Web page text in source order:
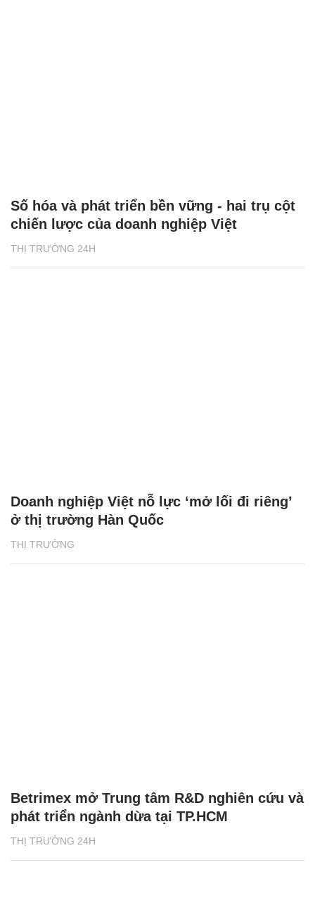
THỊ TRƯỜNG 24H
Số hóa và phát triển bền vững - hai trụ cột
chiến lược của doanh nghiệp Việt
THỊ TRƯỜNG
Doanh nghiệp Việt nỗ lực ‘mở lối đi riêng’
ở thị trường Hàn Quốc
THỊ TRƯỜNG 24H
Betrimex mở Trung tâm R&D nghiên cứu và
phát triển ngành dừa tại TP.HCM